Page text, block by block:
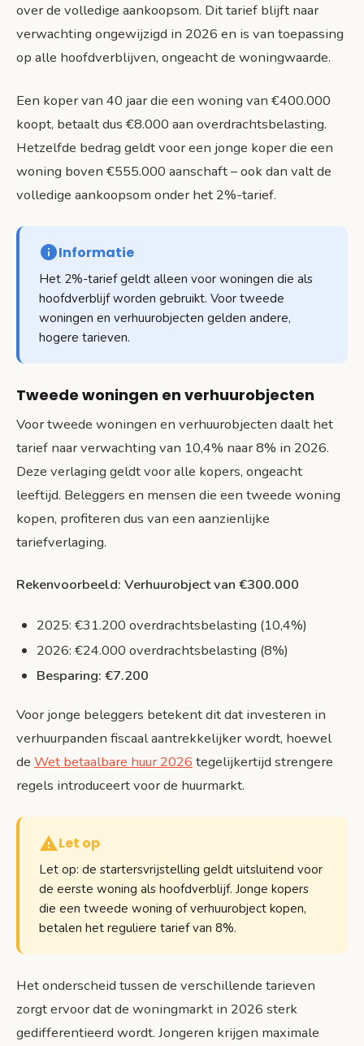
over de volledige aankoopsom. Dit tarief blijft naar
verwachting ongewijzigd in 2026 en is van toepassing
op alle hoofdverblijven, ongeacht de woningwaarde.
Een koper van 40 jaar die een woning van €400.000
koopt, betaalt dus €8.000 aan overdrachtsbelasting.
Hetzelfde bedrag geldt voor een jonge koper die een
woning boven €555.000 aanschaft – ook dan valt de
volledige aankoopsom onder het 2%-tarief.
Informatie
Het 2%-tarief geldt alleen voor woningen die als
hoofdverblijf worden gebruikt. Voor tweede
woningen en verhuurobjecten gelden andere,
hogere tarieven.
Tweede woningen en verhuurobjecten
Voor tweede woningen en verhuurobjecten daalt het
tarief naar verwachting van 10,4% naar 8% in 2026.
Deze verlaging geldt voor alle kopers, ongeacht
leeftijd. Beleggers en mensen die een tweede woning
kopen, profiteren dus van een aanzienlijke
tariefverlaging.
Rekenvoorbeeld: Verhuurobject van €300.000
2025: €31.200 overdrachtsbelasting (10,4%)
2026: €24.000 overdrachtsbelasting (8%)
Besparing: €7.200
Voor jonge beleggers betekent dit dat investeren in
verhuurpanden fiscaal aantrekkelijker wordt, hoewel
de Wet betaalbare huur 2026 tegelijkertijd strengere
regels introduceert voor de huurmarkt.
Let op
Let op: de startersvrijstelling geldt uitsluitend voor
de eerste woning als hoofdverblijf. Jonge kopers
die een tweede woning of verhuurobject kopen,
betalen het reguliere tarief van 8%.
Het onderscheid tussen de verschillende tarieven
zorgt ervoor dat de woningmarkt in 2026 sterk
gedifferentieerd wordt. Jongeren krijgen maximale